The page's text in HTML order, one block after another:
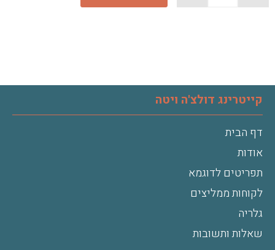
קייטרינג דולצ'ה ויטה
דף הבית
אודות
תפריטים לדוגמא
לקוחות ממליצים
גלריה
שאלות ותשובות